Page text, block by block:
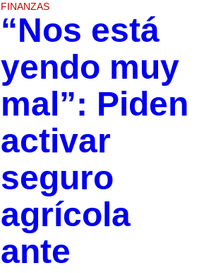
FINANZAS
“Nos está
yendo muy
mal”: Piden
activar
seguro
agrícola
ante